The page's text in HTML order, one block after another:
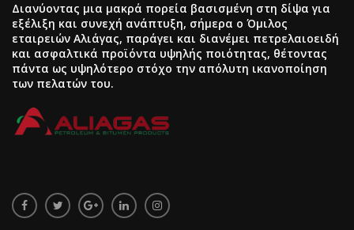
Διανύοντας μια μακρά πορεία βασισμένη στη δίψα για
εξέλιξη και συνεχή ανάπτυξη, σήμερα ο Όμιλος
εταιρειών Αλιάγας, παράγει και διανέμει πετρελαιοειδή
και ασφαλτικά προϊόντα υψηλής ποιότητας, θέτοντας
πάντα ως υψηλότερο στόχο την απόλυτη ικανοποίηση
των πελατών του.